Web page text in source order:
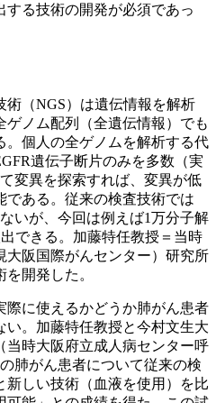
る技術の開発が必須であっ
（NGS）は遺伝情報を解析
ノム配列（全遺伝情報）でも
。個人の全ゲノムを解析する代
遺伝子断片のみを多数（実
変異を探索すれば、変異が低
ある。従来の検査技術では
いが、今回は例えば1万分子解
できる。加藤特任教授＝当時
大阪国際がんセンター）研究所
開発した。
に使えるかどうか肺がん患者
い。加藤特任教授と今村文生大
当時大阪府立成人病センター呼
肺がん患者について従来の検
しい技術（血液を使用）を比